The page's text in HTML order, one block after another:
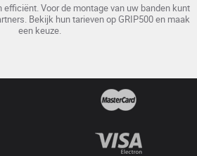
efficiënt. Voor de montage van uw banden kunt
Bekijk hun tarieven op GRIP500 en maak
een keuze.